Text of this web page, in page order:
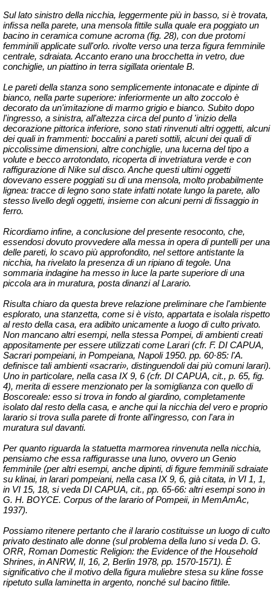
Sul lato sinistro della nicchia, leggermente più in basso, si è trovata,
infissa nella parete, una mensola fittile sulla quale era poggiato un
bacino in ceramica comune acroma (fig. 28), con due protomi
femminili applicate sull'orlo. rivolte verso una terza figura femminile
centrale, sdraiata. Accanto erano una brocchetta in vetro, due
conchiglie, un piattino in terra sigillata orientale B.
Le pareti della stanza sono semplicemente intonacate e dipinte di
bianco, nella parte superiore: inferiormente un alto zoccolo è
decorato da un'imitazione di marmo grigio e bianco. Subito dopo
l'ingresso, a sinistra, all'altezza circa del punto d 'inizio della
decorazione pittorica inferiore, sono stati rinvenuti altri oggetti, alcuni
dei quali in frammenti: boccalini a pareti sottili, alcuni dei quali di
piccolissime dimensioni, altre conchiglie, una lucerna del tipo a
volute e becco arrotondato, ricoperta di invetriatura verde e con
raffigurazione di Nike sul disco. Anche questi ultimi oggetti
dovevano essere poggiati su di una mensola, molto probabilmente
lignea: tracce di legno sono state infatti notate lungo la parete, allo
stesso livello degli oggetti, insieme con alcuni perni di fissaggio in
ferro.
Ricordiamo infine, a conclusione del presente resoconto, che,
essendosi dovuto provvedere alla messa in opera di puntelli per una
delle pareti, lo scavo più approfondito, nel settore antistante la
nicchia, ha rivelato la presenza di un ripiano di tegole. Una
sommaria indagine ha messo in luce la parte superiore di una
piccola ara in muratura, posta dinanzi al Larario.
Risulta chiaro da questa breve relazione preliminare che l'ambiente
esplorato, una stanzetta, come si è visto, appartata e isolala rispetto
al resto della casa, era adibito unicamente a luogo di culto privato.
Non mancano altri esempi, nella stessa Pompei, di ambienti creati
appositamente per essere utilizzati come Larari (cfr. F. DI CAPUA,
Sacrari pompeiani, in Pompeiana, Napoli 1950. pp. 60·85: l'A.
definisce tali ambienti «sacrari», distinguendoli dai più comuni larari).
Uno in particolare, nella casa IX 9, 6 (cfr. DI CAPUA, cit., p. 65, fig.
4), merita di essere menzionato per la somiglianza con quello di
Boscoreale: esso si trova in fondo al giardino, completamente
isolato dal resto della casa, e anche qui la nicchia del vero e proprio
larario si trova sulla parete di fronte all'ingresso, con l'ara in
muratura sul davanti.
Per quanto riguarda la statuetta marmorea rinvenuta nella nicchia,
pensiamo che essa raffigurasse una Iuno, ovvero un Genio
femminile (per altri esempi, anche dipinti, di figure femminili sdraiate
su klinai, in larari pompeiani, nella casa IX 9, 6, già citata, in VI 1, 1,
in VI 15, 18, si veda DI CAPUA, cit., pp. 65-66: altri esempi sono in
G. H. BOYCE. Corpus of the larario of Pompeii, in MemAmAc,
1937).
Possiamo ritenere pertanto che il larario costituisse un luogo di culto
privato destinato alle donne (sul problema della Iuno si veda D. G.
ORR, Roman Domestic Religion: the Evidence of the Household
Shrines, in ANRW, II, 16, 2, Berlin 1978, pp. 1570-1571). È
significativo che il motivo della figura muliebre stesa su kline fosse
ripetuto sulla laminetta in argento, nonché sul bacino fittile.